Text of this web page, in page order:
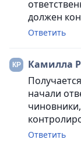
должен
Ответить
Камилла
начали
Ответить